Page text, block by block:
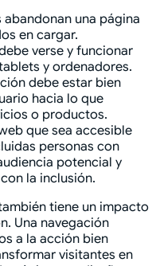
abandonan una página
en cargar.
verse y funcionar
y ordenadores.
debe estar bien
hacia lo que
o productos.
que sea accesible
personas con
potencial y
la inclusión.
tiene un impacto
Una navegación
a la acción bien
visitantes en